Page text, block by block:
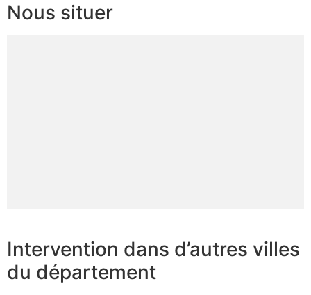
Nous situer
Intervention dans d’autres villes
du département